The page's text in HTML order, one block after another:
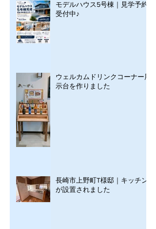
モデルハウス5号棟｜見学予約
受付中♪
ウェルカムドリンクコーナー展
示台を作りました
長崎市上野町T様邸｜キッチン
が設置されました